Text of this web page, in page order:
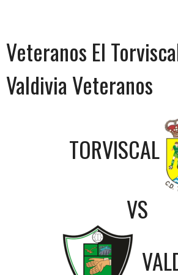
Veteranos El
Valdivia Veteranos
TORVISCAL
VS